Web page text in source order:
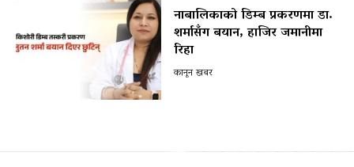
नाबालिकाको डिम्ब प्रकरणमा डा.
शर्मासँग बयान, हाजिर जमानीमा
रिहा
कानून खबर